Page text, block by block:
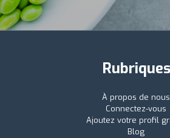
Rubriques
À propos de nous
Connectez-vous
Ajoutez votre profil
Blog